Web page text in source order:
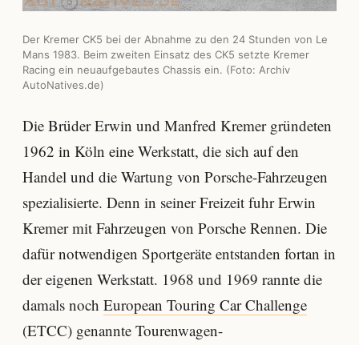
Der Kremer CK5 bei der Abnahme zu den 24 Stunden von Le
Mans 1983. Beim zweiten Einsatz des CK5 setzte Kremer
Racing ein neuaufgebautes Chassis ein. (Foto: Archiv
AutoNatives.de)
Die Brüder Erwin und Manfred Kremer gründeten
1962 in Köln eine Werkstatt, die sich auf den
Handel und die Wartung von Porsche-Fahrzeugen
spezialisierte. Denn in seiner Freizeit fuhr Erwin
Kremer mit Fahrzeugen von Porsche Rennen. Die
dafür notwendigen Sportgeräte entstanden fortan in
der eigenen Werkstatt. 1968 und 1969 rannte die
damals noch European Touring Car Challenge
(ETCC) genannte Tourenwagen-